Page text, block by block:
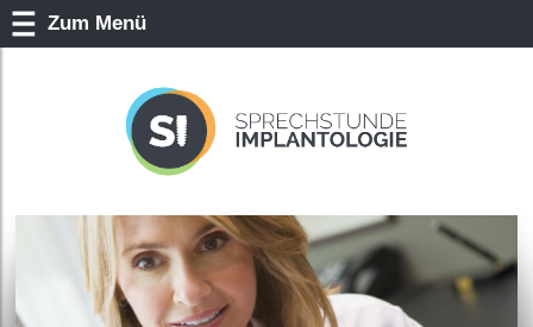
Zum Menü